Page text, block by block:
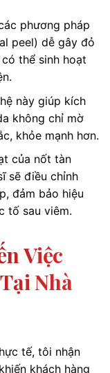
phương pháp
peel) dễ gây đỏ
thể sinh hoạt
này giúp kích
không chỉ mờ
khỏe mạnh hơn.
của nốt tàn
sẽ điều chỉnh
đảm bảo hiệu
tố sau viêm.
Việc
Nhà
tế, tôi nhận
khách hàng